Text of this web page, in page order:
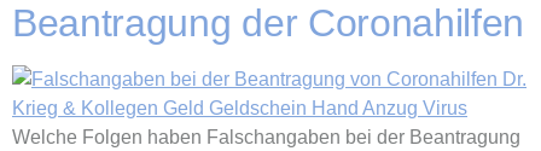
Beantragung der Coronahilfen
Welche Folgen haben Falschangaben bei der Beantragung